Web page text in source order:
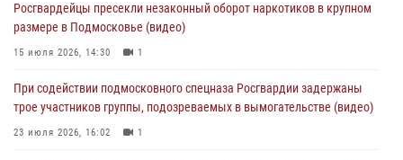
«Пересвет»
02 августа 2026, 18:01 8
«Радио 1»
01 августа 2026, 17:57
Росгвардейцы пресекли незаконный оборот наркотиков в крупном
размере в Подмосковье (видео)
15 июля 2026, 14:30 1
При содействии подмосковного спецназа Росгвардии задержаны
трое участников группы, подозреваемых в вымогательстве (видео)
23 июля 2026, 16:02 1